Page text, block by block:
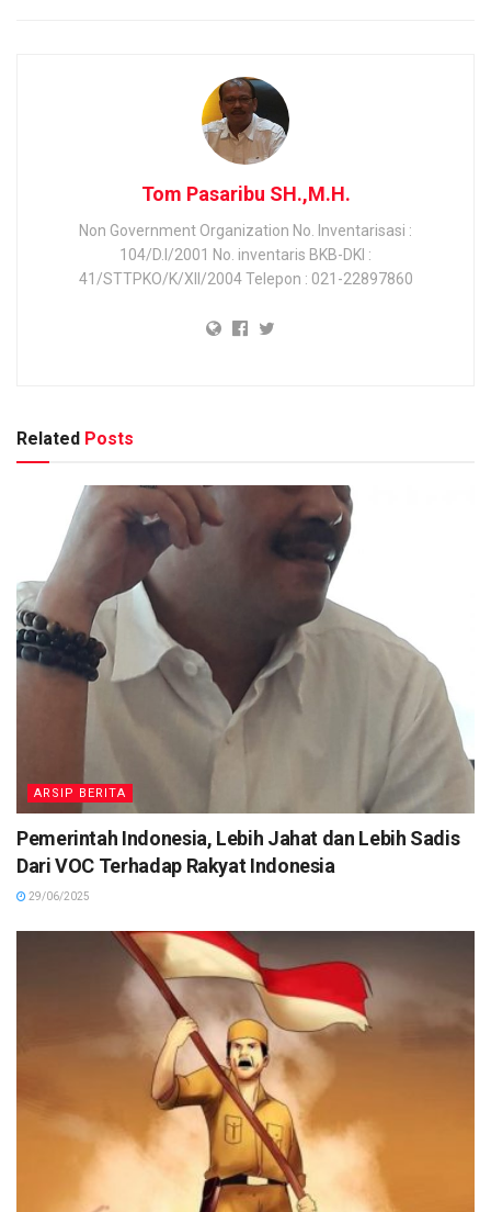
Tom Pasaribu SH.,M.H.
Non Government Organization No. Inventarisasi :
104/D.I/2001 No. inventaris BKB-DKI :
41/STTPKO/K/XII/2004 Telepon : 021-22897860
Related Posts
ARSIP BERITA
Pemerintah Indonesia, Lebih Jahat dan Lebih Sadis
Dari VOC Terhadap Rakyat Indonesia
29/06/2025